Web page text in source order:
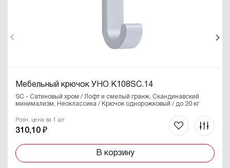
Мебельный крючок УНО K108SC.14
SC - Сатиновый хром / Лофт и смелый гранж, Скандинавский
минимализм, Неоклассика / Крючок однорожковый / до 20 кг
Розн. цена за 1 шт
310,10 ₽
В корзину